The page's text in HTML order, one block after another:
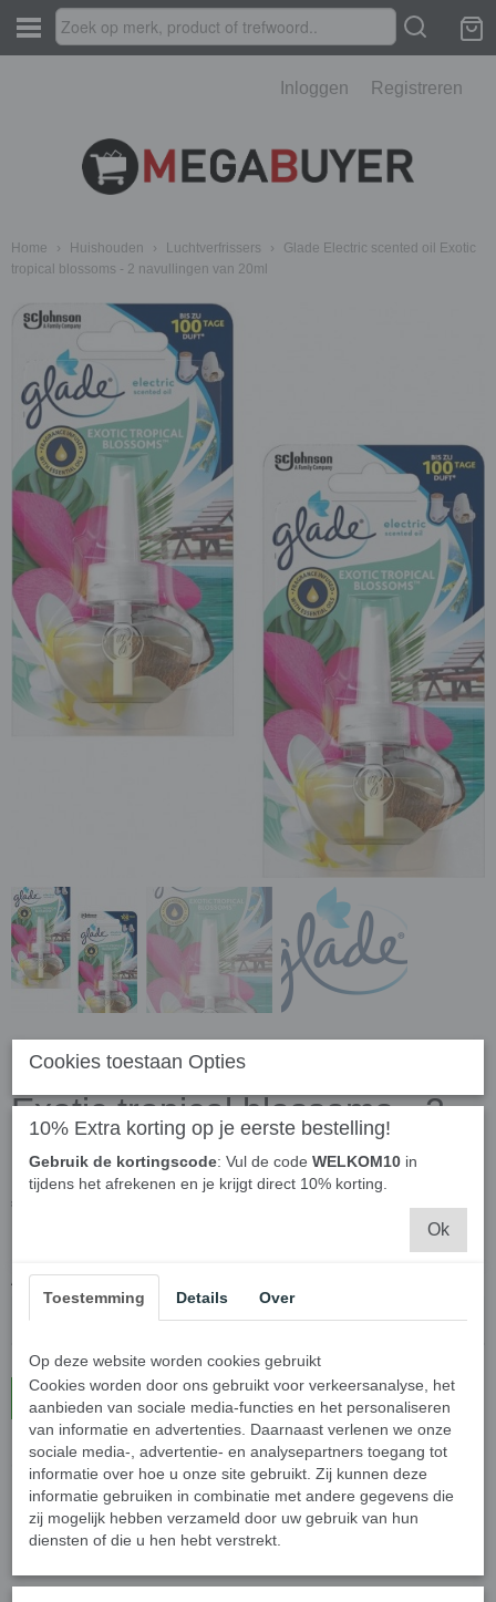
Inloggen Registreren
Home › Huishouden › Luchtverfrissers ›
Glade Electric scented oil Exotic
tropical blossoms - 2 navullingen van 20ml
Glade Electric scented oil
Exotic tropical blossoms - 2
navullingen van 20ml
€ 17,50
Aantal
In winkelwagen
Glade Electric scented oil Exotic tropical blossoms - 2
navullingen van 20ml
Refill flacon voor glazen geurstekker biedt een volledig nieuwe
geurtechnologie. Luchtverfrisser voor woning en badkamer.
Cookies toestaan Opties
10% Extra korting op je eerste bestelling!
Gebruik de kortingscode: Vul de code WELKOM10 in
tijdens het afrekenen en je krijgt direct 10% korting.
Ok
Toestemming Details Over
Op deze website worden cookies gebruikt
Cookies worden door ons gebruikt voor verkeersanalyse, het
aanbieden van sociale media-functies en het personaliseren
van informatie en advertenties. Daarnaast verlenen we onze
sociale media-, advertentie- en analysepartners toegang tot
informatie over hoe u onze site gebruikt. Zij kunnen deze
informatie gebruiken in combinatie met andere gegevens die
zij mogelijk hebben verzameld door uw gebruik van hun
diensten of die u hen hebt verstrekt.